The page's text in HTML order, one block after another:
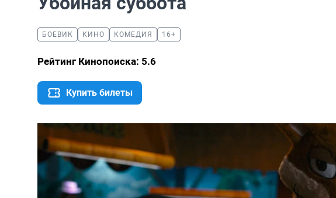
БОЕВИК КИНО КОМЕДИЯ 16+
Рейтинг Кинопоиска: 5.6
Купить билеты